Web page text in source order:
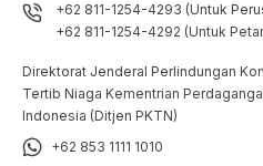
+62 811-1254-4293 (Untuk
+62 811-1254-4292 (Untuk
Direktorat Jenderal Perlindungan
Tertib Niaga Kementrian
Indonesia (Ditjen PKTN)
+62 853 1111 1010